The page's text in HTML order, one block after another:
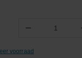
− Aantal
voorraad